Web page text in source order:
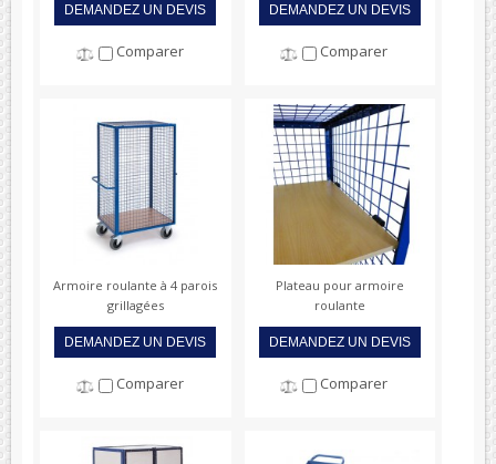
DEMANDEZ UN DEVIS
Comparer
DEMANDEZ UN DEVIS
Comparer
Armoire roulante à 4 parois
grillagées
DEMANDEZ UN DEVIS
Comparer
Plateau pour armoire
roulante
DEMANDEZ UN DEVIS
Comparer